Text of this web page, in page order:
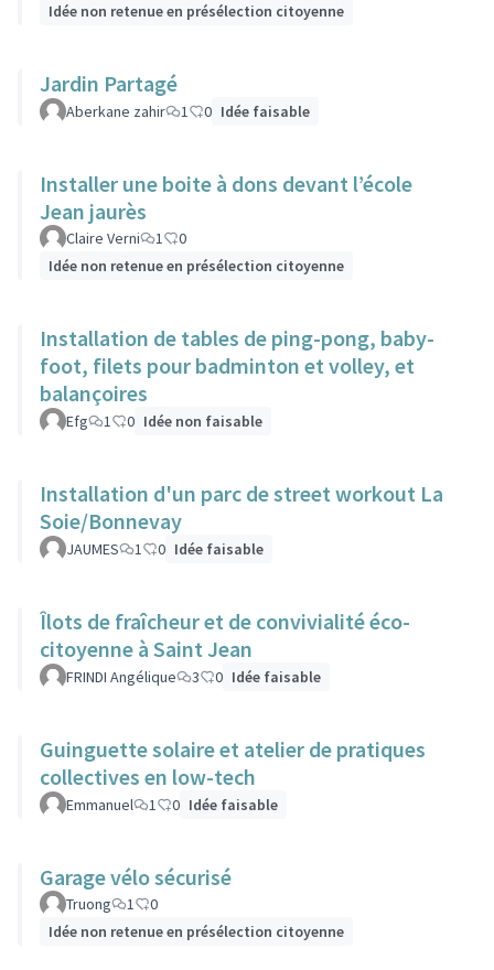
Idée non retenue en présélection citoyenne
Jardin Partagé
Aberkane zahir 1 0 Idée faisable
Installer une boite à dons devant l’école
Jean jaurès
Claire Verni 1
0
Idée non retenue en présélection citoyenne
Installation de tables de ping-pong, baby-
foot, filets pour badminton et volley, et
balançoires
Efg 1 0 Idée non faisable
Installation d'un parc de street workout La
Soie/Bonnevay
JAUMES 1 0 Idée faisable
Îlots de fraîcheur et de convivialité éco-
citoyenne à Saint Jean
FRINDI Angélique 3 0 Idée faisable
Guinguette solaire et atelier de pratiques
collectives en low-tech
Emmanuel 1 0 Idée faisable
Garage vélo sécurisé
Truong 1
0
Idée non retenue en présélection citoyenne